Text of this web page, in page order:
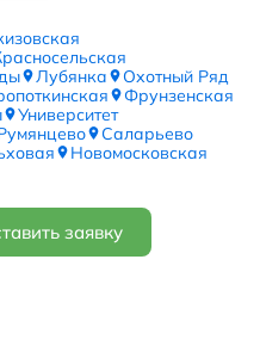
Лубянка
Охотный Ряд
Фрунзенская
Университет
Саларьево
Новомосковская
заявку